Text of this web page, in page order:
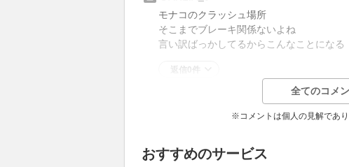
モナコのクラッシュ場所
そこまでブレーキ関係ないよね
言い訳ばっかしてるからこんなことになる
返信0件
全てのコメ
※コメントは個人の見解であ
おすすめのサービス